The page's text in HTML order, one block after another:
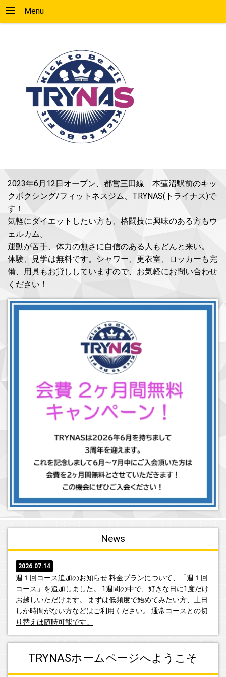
Menu
2023年6月12日オープン、都営三田線 本蓮沼駅前のキッ
クボクシング/フィットネスジム、TRYNAS(トライナス)で
す！
気軽にダイエットしたい方も、格闘技に興味のある方もウ
ェルカム。
運動が苦手、体力の無さに自信のある人もどんと来い。
体験、見学は無料です。シャワー、更衣室、ロッカーも完
備、用具もお貸ししていますので、お気軽にお問い合わせ
ください！
News
2026.07.14
週１回コース追加のお知らせ 料金プランについて、「週１回
コース」を追加しました。 1週間の中で、好きな日に1度だけ
お越しいただけます。 まずは低頻度で始めてみたい方、土日
しか時間がない方などはご利用ください。 通常コースとの切
り替えは随時可能です。
キッズクラス募集停止のお知らせ 若干名を募集しておりまし
TRYNASホームページへようこそ